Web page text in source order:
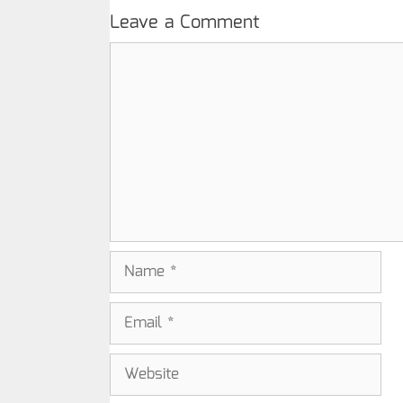
Leave a Comment
Name
Email
Website